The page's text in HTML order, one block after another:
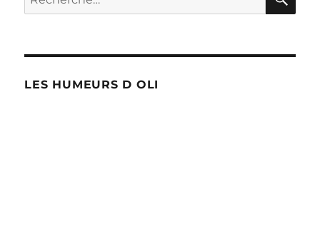
pour :
LES HUMEURS D OLI